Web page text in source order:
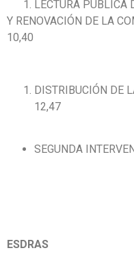
LECTURA PÚBLICA
Y RENOVACIÓN DE
10,40
DISTRIBUCIÓN
12,47
SEGUNDA
ESDRAS